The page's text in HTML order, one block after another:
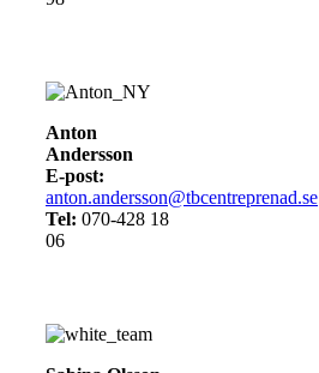
Anton
Andersson
E-post:
anton.andersson@tbcentreprenad.se
Tel: 070-428 18
06